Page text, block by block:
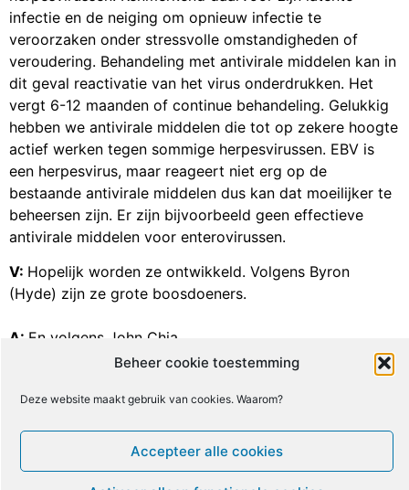
Beheer cookie toestemming
Deze website maakt gebruik van cookies. Waarom?
Accepteer alle cookies
infectie en de neiging om opnieuw infectie te
veroorzaken onder stressvolle omstandigheden of
veroudering. Behandeling met antivirale middelen kan in
dit geval reactivatie van het virus onderdrukken. Het
vergt 6-12 maanden of continue behandeling. Gelukkig
hebben we antivirale middelen die tot op zekere hoogte
actief werken tegen sommige herpesvirussen. EBV is
een herpesvirus, maar reageert niet erg op de
bestaande antivirale middelen dus kan dat moeilijker te
beheersen zijn. Er zijn bijvoorbeeld geen effectieve
antivirale middelen voor enterovirussen.
V: Hopelijk worden ze ontwikkeld. Volgens Byron
(Hyde) zijn ze grote boosdoeners.
A: En volgens John Chia.
Bron: © ME/cvs Vereniging,www.me-cvsvereniging.nl
gepland 20 oktober en heeft als onderwerp “College 71:
ME/cvs en de hersenen (Dr. Lucinda Bateman)